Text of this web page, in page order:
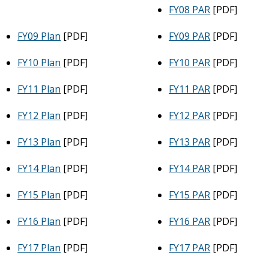
FY08 PAR [PDF]
FY09 Plan [PDF] FY09 PAR [PDF]
FY10 Plan [PDF] FY10 PAR [PDF]
FY11 Plan [PDF] FY11 PAR [PDF]
FY12 Plan [PDF] FY12 PAR [PDF]
FY13 Plan [PDF] FY13 PAR [PDF]
FY14 Plan [PDF] FY14 PAR [PDF]
FY15 Plan [PDF] FY15 PAR [PDF]
FY16 Plan [PDF] FY16 PAR [PDF]
FY17 Plan [PDF] FY17 PAR [PDF]